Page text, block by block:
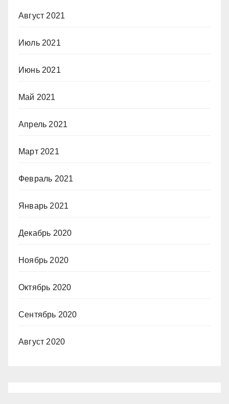
Август 2021
Июль 2021
Июнь 2021
Май 2021
Апрель 2021
Март 2021
Февраль 2021
Январь 2021
Декабрь 2020
Ноябрь 2020
Октябрь 2020
Сентябрь 2020
Август 2020